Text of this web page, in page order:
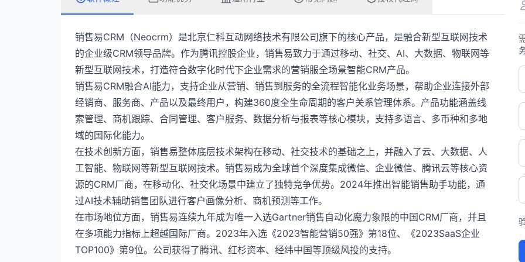
销售易CRM（Neocrm）是北京仁科互动网络技术有限公司旗下的核心产品，是融合新型互联网技术
的企业级CRM领导品牌。作为腾讯控股企业，销售易致力于通过移动、社交、AI、大数据、物联网等
新型互联网技术，打造符合数字化时代下企业需求的营销服全场景智能CRM产品。
销售易CRM融合AI能力，支持企业从营销、销售到服务的全流程智能化业务场景，帮助企业连接外部
经销商、服务商、产品以及最终用户，构建360度全生命周期的客户关系管理体系。产品功能涵盖线
索管理、商机跟踪、合同管理、客户服务、数据分析与报表等核心模块，支持多语言、多币种和多地
域的国际化能力。
在技术创新方面，销售易整体底层技术架构在移动、社交技术的基础之上，并融入了云、大数据、人
工智能、物联网等新型互联网技术。销售易成为全球首个深度集成微信、企业微信、腾讯云等核心资
源的CRM厂商，在移动化、社交化场景中建立了独特竞争优势。2024年推出智能销售助手功能，通
过AI技术辅助销售团队进行客户画像分析、商机预测等工作。
在市场地位方面，销售易连续九年成为唯一入选Gartner销售自动化魔力象限的中国CRM厂商，并且
在多项能力指标上超越国际厂商。2023年入选《2023智能营销50强》第18位、《2023SaaS企业
TOP100》第9位。公司获得了腾讯、红杉资本、经纬中国等顶级风投的支持。